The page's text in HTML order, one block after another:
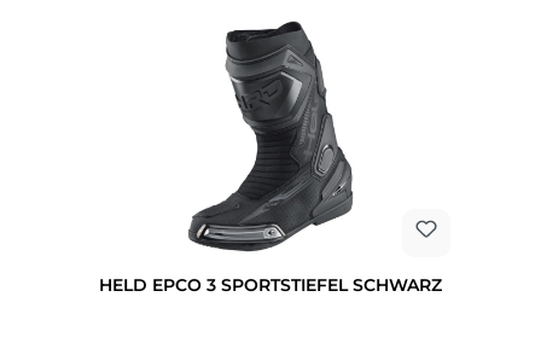
HELD EPCO 3 SPORTSTIEFEL SCHWARZ